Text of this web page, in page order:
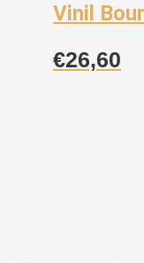
Vinil
€26,60